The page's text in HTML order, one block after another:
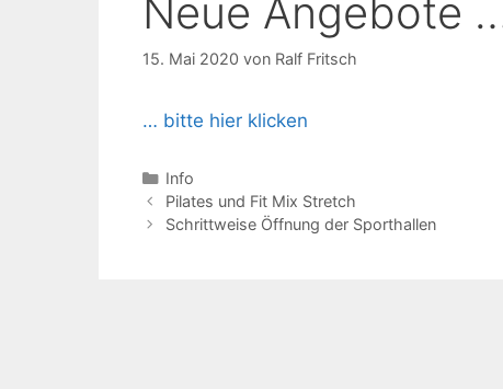
Neue Angebote
15. Mai 2020 von Ralf Fritsch
… bitte hier klicken
Kategorien
Info
Beitrags-
Navigation
Pilates und Fit Mix Stretch
Schrittweise Öffnung der Sporthallen